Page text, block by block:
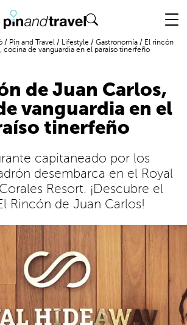
/ Pin and Travel / Lifestyle / Gastronomía / El rincón
cocina de vanguardia en el paraíso tinerfeño
de Juan Carlos,
vanguardia en el
tinerfeño
capitaneado por los
desembarca en el Royal
Resort. ¡Descubre el
Rincón de Juan Carlos!